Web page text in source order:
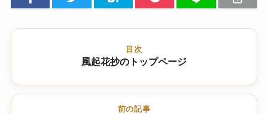
目次
風起花抄のトップページ
前の記事